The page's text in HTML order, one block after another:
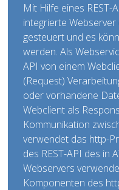
Mit Hilfe eines REST-
integrierte
gesteuert und es
werden. Als
API von einem
(Request)
oder vorhandene
Webclient als
Kommunikation
verwendet das http-
des REST-API des in
Webservers
Komponenten des